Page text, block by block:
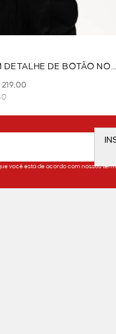
DE BOTÃO NO
219,00
você está de acordo com nossos